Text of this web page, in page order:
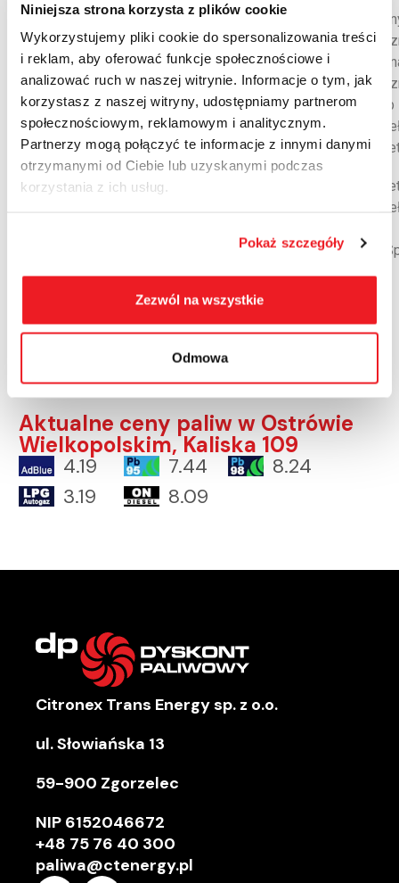
Niniejsza strona korzysta z plików cookie
Wykorzystujemy pliki cookie do spersonalizowania treści
i reklam, aby oferować funkcje społecznościowe i
analizować ruch w naszej witrynie. Informacje o tym, jak
korzystasz z naszej witryny, udostępniamy partnerom
społecznościowym, reklamowym i analitycznym.
Partnerzy mogą połączyć te informacje z innymi danymi
otrzymanymi od Ciebie lub uzyskanymi podczas
korzystania z ich usług.
Pokaż szczegóły
Zezwól na wszystkie
Odmowa
Obsł
ugiw
ane
karty
floto
we
DKV
Dyskont
Paliwow
y
OnTurtle
EUROWA
G
Andamur
Doda
tkow
e
usług
i
osób
Regulamin parkingu
Aktualne ceny paliw w Ostrówie
Wielkopolskim, Kaliska 109
4.19 7.44
8.24
3.19
8.09
Citronex Trans Energy sp. z o.o.
ul. Słowiańska 13
59-900 Zgorzelec
NIP 6152046672
+48 75 76 40 300
paliwa@ctenergy.pl